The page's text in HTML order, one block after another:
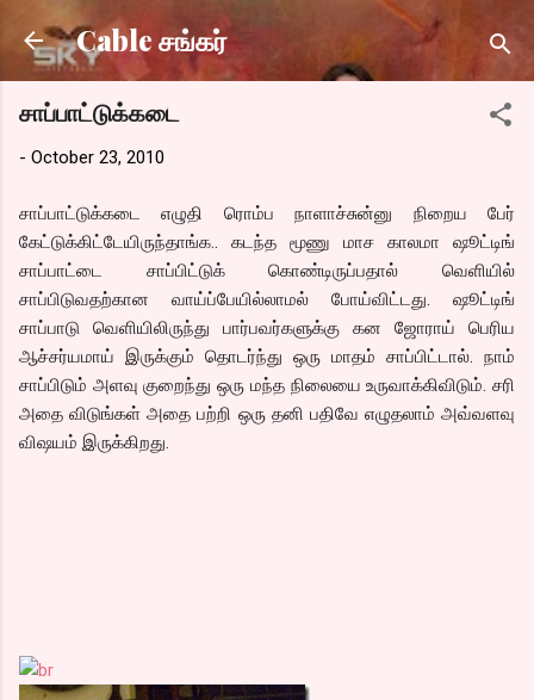
Skip to main content
Cable சங்கர்
சாப்பாட்டுக்கடை
- October 23, 2010
சாப்பாட்டுக்கடை எழுதி ரொம்ப நாளாச்சுன்னு நிறைய பேர்
கேட்டுக்கிட்டேயிருந்தாங்க.. கடந்த மூணு மாச காலமா ஷூட்டிங்
சாப்பாட்டை சாப்பிட்டுக் கொண்டிருப்பதால் வெளியில்
சாப்பிடுவதற்கான வாய்ப்பேயில்லாமல் போய்விட்டது. ஷூட்டிங்
சாப்பாடு வெளியிலிருந்து பார்பவர்களுக்கு கன ஜோராய் பெரிய
ஆச்சர்யமாய் இருக்கும் தொடர்ந்து ஒரு மாதம் சாப்பிட்டால். நாம்
சாப்பிடும் அளவு குறைந்து ஒரு மந்த நிலையை உருவாக்கிவிடும். சரி
அதை விடுங்கள் அதை பற்றி ஒரு தனி பதிவே எழுதலாம் அவ்வளவு
விஷயம் இருக்கிறது.